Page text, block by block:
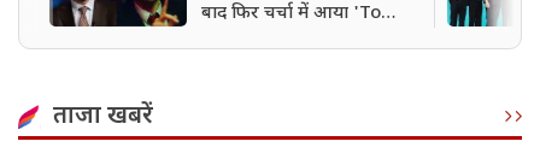
बाद फिर चर्चा में आया 'To
ताजा खबरें